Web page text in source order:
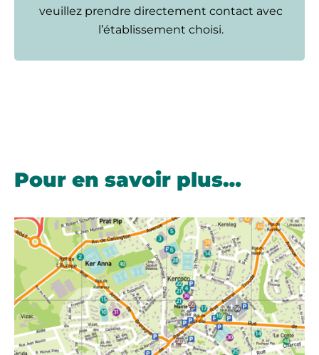
veuillez prendre directement contact avec
l’établissement choisi.
Pour en savoir plus…